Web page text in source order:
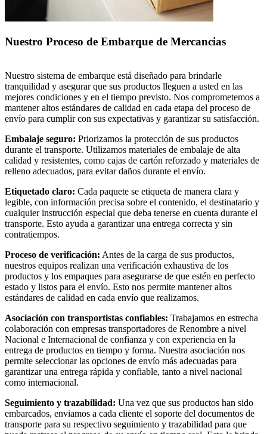
Nuestro Proceso de Embarque de Mercancias
Nuestro sistema de embarque está diseñado para brindarle
tranquilidad y asegurar que sus productos lleguen a usted en las
mejores condiciones y en el tiempo previsto. Nos comprometemos a
mantener altos estándares de calidad en cada etapa del proceso de
envío para cumplir con sus expectativas y garantizar su satisfacción.
Embalaje seguro: Priorizamos la protección de sus productos
durante el transporte. Utilizamos materiales de embalaje de alta
calidad y resistentes, como cajas de cartón reforzado y materiales de
relleno adecuados, para evitar daños durante el envío.
Etiquetado claro: Cada paquete se etiqueta de manera clara y
legible, con información precisa sobre el contenido, el destinatario y
cualquier instrucción especial que deba tenerse en cuenta durante el
transporte. Esto ayuda a garantizar una entrega correcta y sin
contratiempos.
Proceso de verificación: Antes de la carga de sus productos,
nuestros equipos realizan una verificación exhaustiva de los
productos y los empaques para asegurarse de que estén en perfecto
estado y listos para el envío. Esto nos permite mantener altos
estándares de calidad en cada envío que realizamos.
Asociación con transportistas confiables: Trabajamos en estrecha
colaboración con empresas transportadores de Renombre a nivel
Nacional e Internacional de confianza y con experiencia en la
entrega de productos en tiempo y forma. Nuestra asociación nos
permite seleccionar las opciones de envío más adecuadas para
garantizar una entrega rápida y confiable, tanto a nivel nacional
como internacional.
Seguimiento y trazabilidad: Una vez que sus productos han sido
embarcados, enviamos a cada cliente el soporte del documentos de
transporte para su respectivo seguimiento y trazabilidad para que